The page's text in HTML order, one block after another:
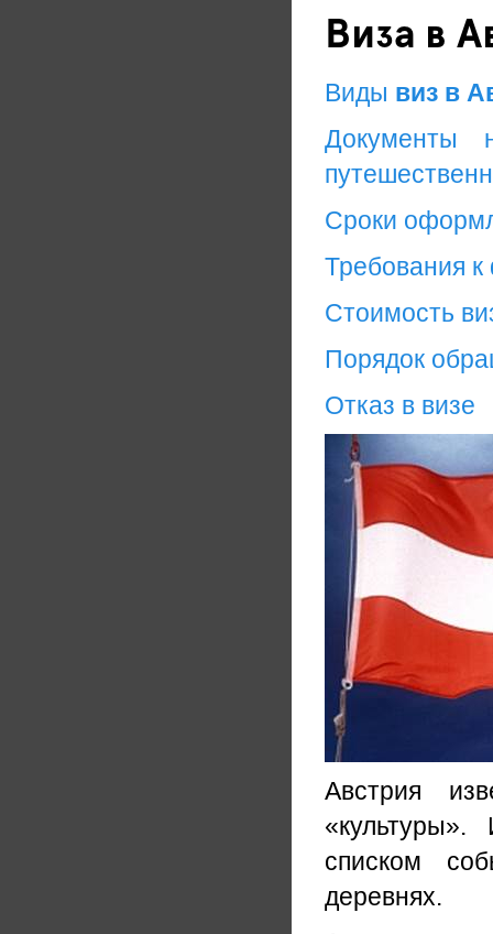
Виза в
Виды виз в
Сроки
Требования к
Стоимость
Порядок
Отказ в визе
Австрия
«культуры».
списком
деревнях.